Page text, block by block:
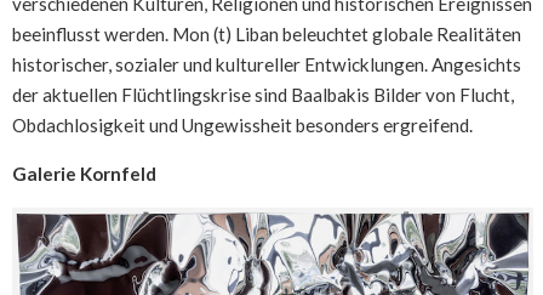
beeinflusst werden. Mon (t) Liban beleuchtet globale Realitäten
historischer, sozialer und kultureller Entwicklungen. Angesichts
der aktuellen Flüchtlingskrise sind Baalbakis Bilder von Flucht,
Obdachlosigkeit und Ungewissheit besonders ergreifend.
Galerie Kornfeld